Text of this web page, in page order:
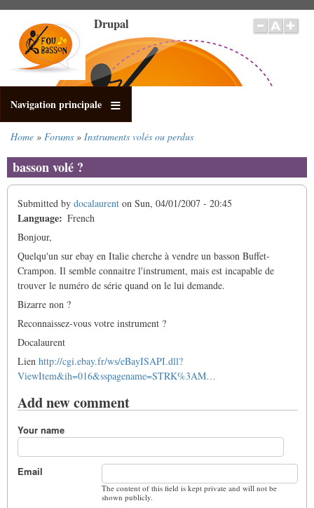
main
content
Drupal
Navigation principale
Home Forums Instruments volés ou perdus
basson volé ?
Submitted by docalaurent on Sun, 04/01/2007 - 20:45
Language
French
Bonjour,
Quelqu'un sur ebay en Italie cherche à vendre un basson Buffet-
Crampon. Il semble connaitre l'instrument, mais est incapable de
trouver le numéro de série quand on le lui demande.
Bizarre non ?
Reconnaissez-vous votre instrument ?
Docalaurent
Lien http://cgi.ebay.fr/ws/eBayISAPI.dll?
ViewItem&ih=016&sspagename=STRK%3AM…
Add new comment
Your name
Email
The content of this field is kept private and will not be
shown publicly.